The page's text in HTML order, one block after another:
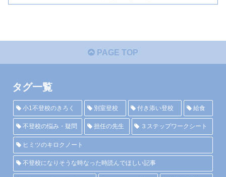
PAGE TOP
タグ一覧
小1不登校のきろく 別室登校 付き添い登校 給食
不登校の悩み・疑問 担任の先生 ３ステップワークシート
ヒミツのキロクノート
不登校になりそうな時なった時読んでほしい記事